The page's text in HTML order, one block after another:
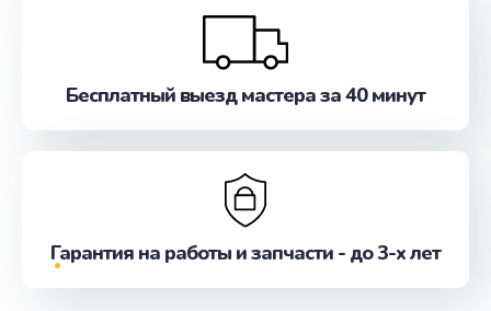
Настройка ОС
от 1160 руб.
Замена контроллера питания
Заказать
Замена шим-контроллера
от 3900 руб.
Бесплатный выезд мастера за 40 минут
Гарантия на работы и запчасти - до 3-х лет